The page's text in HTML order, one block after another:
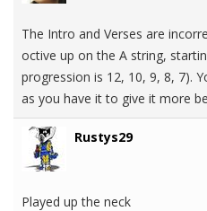
The Intro and Verses are
octive up on the A string,
progression is 12, 10, 9, 8, 7).
as you have it to give it more
Rustys29
Played up the neck